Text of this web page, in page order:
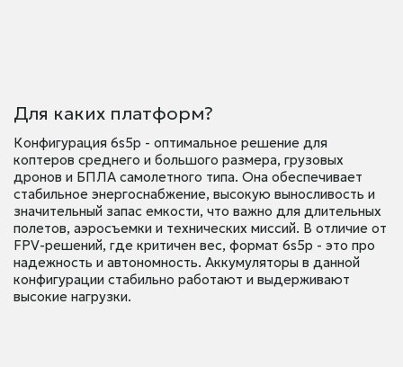
Для каких платформ?
Конфигурация 6s5p - оптимальное решение для
коптеров среднего и большого размера, грузовых
дронов и БПЛА самолетного типа. Она обеспечивает
стабильное энергоснабжение, высокую выносливость и
значительный запас емкости, что важно для длительных
полетов, аэросъемки и технических миссий. В отличие от
FPV-решений, где критичен вес, формат 6s5p - это про
надежность и автономность. Аккумуляторы в данной
конфигурации стабильно работают и выдерживают
высокие нагрузки.